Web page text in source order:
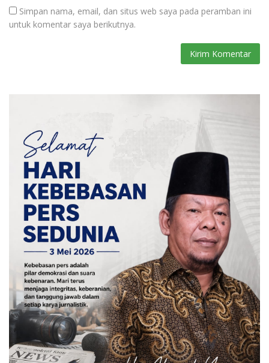
Simpan nama, email, dan situs web saya pada peramban ini
untuk komentar saya berikutnya.